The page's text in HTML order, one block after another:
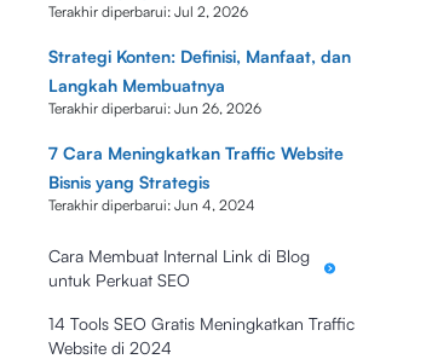
Terakhir diperbarui: Jul 2, 2026
Strategi Konten: Definisi, Manfaat, dan
Langkah Membuatnya
Terakhir diperbarui: Jun 26, 2026
7 Cara Meningkatkan Traffic Website
Bisnis yang Strategis
Terakhir diperbarui: Jun 4, 2024
Cara Membuat Internal Link di Blog
untuk Perkuat SEO
14 Tools SEO Gratis Meningkatkan Traffic
Website di 2024